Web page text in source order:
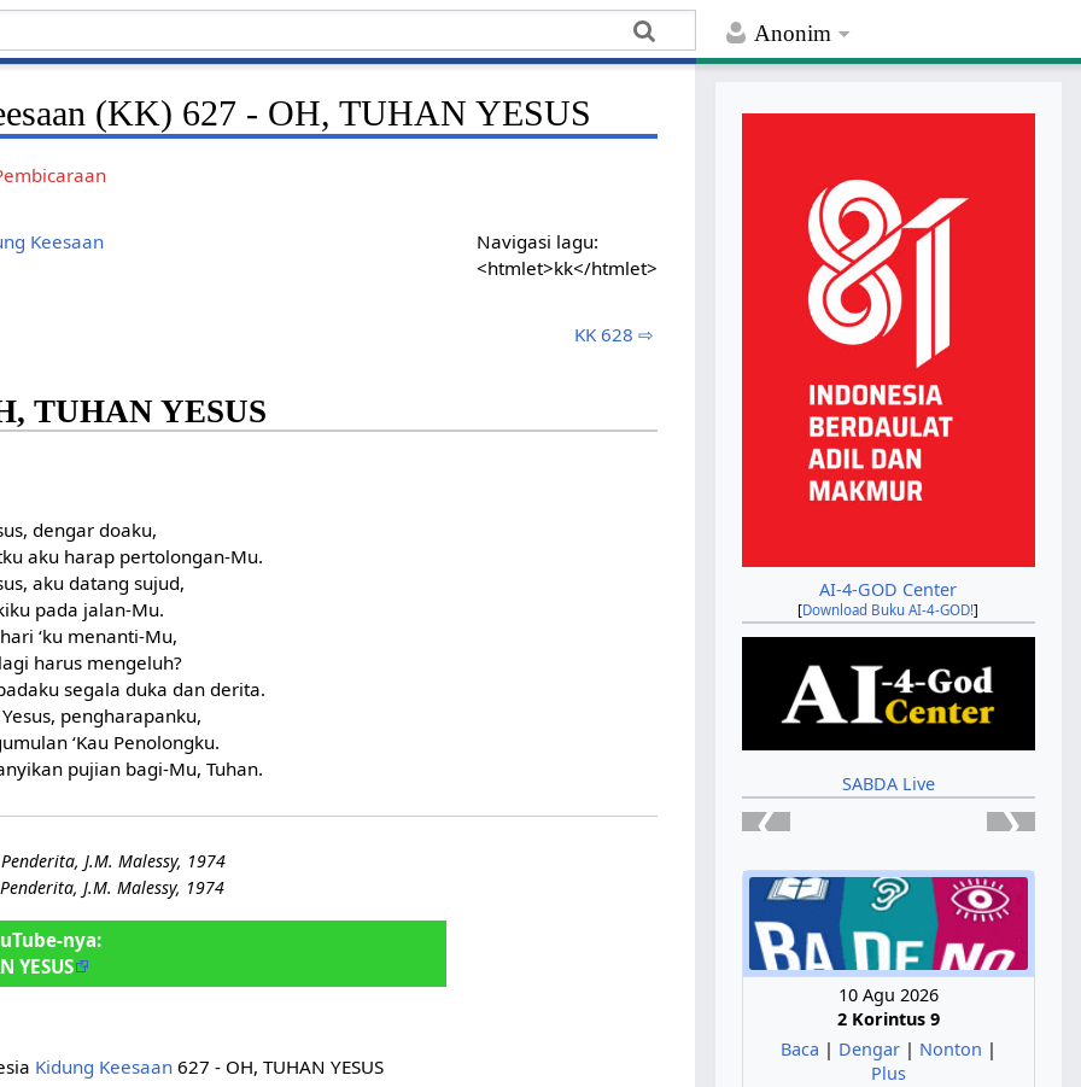
Anonim
(KK) 627 - OH, TUHAN YESUS
Navigasi lagu:
<htmlet>kk</htmlet>
Keesaan
KK 628 ⇨
TUHAN YESUS
dengar doaku,
aku harap pertolongan-Mu.
aku datang sujud,
pada jalan-Mu.
‘ku menanti-Mu,
harus mengeluh?
segala duka dan derita.
pengharapanku,
‘Kau Penolongku.
pujian bagi-Mu, Tuhan.
J.M. Malessy, 1974
J.M. Malessy, 1974
nya:
YESUS
Kidung Keesaan 627 - OH, TUHAN YESUS
AI-4-GOD Center
[Download Buku AI-4-GOD!]
SABDA Live
❮ ❯
10 Agu 2026
2 Korintus 9
Baca | Dengar| Nonton |
Plus